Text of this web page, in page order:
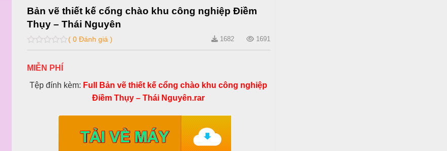
Bản vẽ thiết kế cổng chào khu công nghiệp Điềm
Thụy – Thái Nguyên
0
of
( 0 Đánh giá ) 1682 1691
MIỄN PHÍ
Tệp đính kèm: Full Bản vẽ thiết kế cổng chào khu công nghiệp
Điềm Thụy – Thái Nguyên.rar